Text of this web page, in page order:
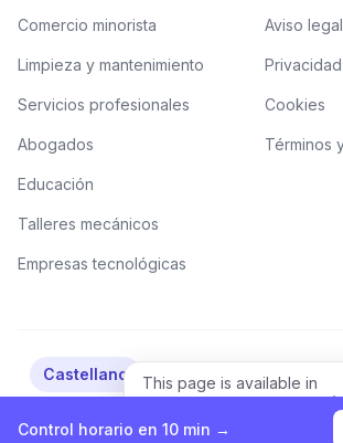
This page is available in
English.
View in English
Comercio minorista
Limpieza y mantenimiento
Servicios profesionales
Abogados
Educación
Talleres mecánicos
Empresas tecnológicas
Aviso legal
Privacidad
Cookies
Términos
Castellano Català Valencià
Control horario en 10 min →